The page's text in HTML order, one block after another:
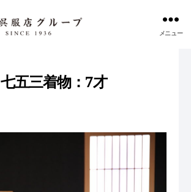
メニュー
七五三着物：7才